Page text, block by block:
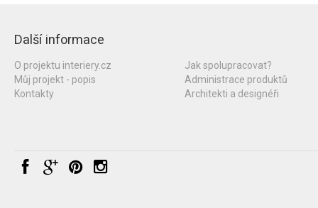
Další informace
O projektu interiery.cz
Můj projekt - popis
Kontakty
Jak spolupracovat?
Administrace produktů
Architekti a designéři